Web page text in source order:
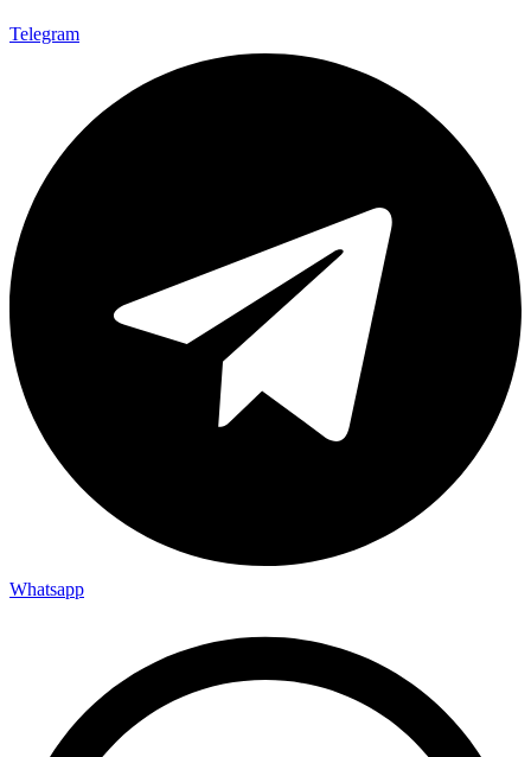
Telegram
Whatsapp